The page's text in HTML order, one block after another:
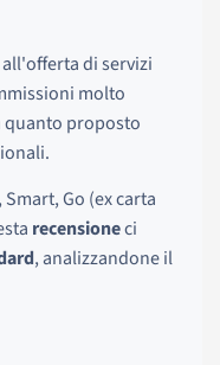
di servizi
molto
quanto proposto
Go (ex carta
recensioneci
, analizzandone il